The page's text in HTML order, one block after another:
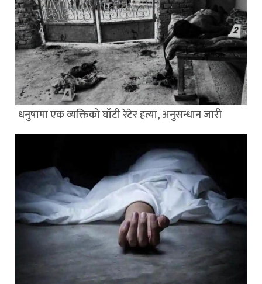
धनुषामा एक व्यक्तिको घाँटी रेटेर हत्या, अनुसन्धान जारी